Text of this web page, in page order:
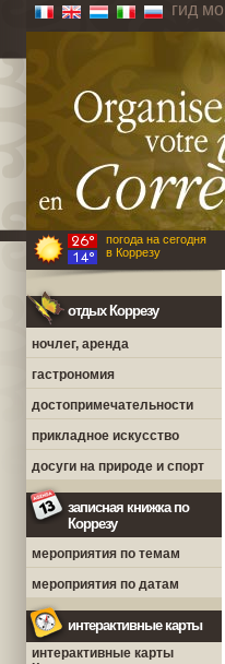
гид
погода на сегодня
в Коррезу
отдых Коррезу
ночлег, аренда
гастрономия
достопримечательности
прикладное искусство
досуги на природе и спорт
записная книжка по
Коррезу
мероприятия по темам
мероприятия по датам
интерактивные карты
интерактивные карты